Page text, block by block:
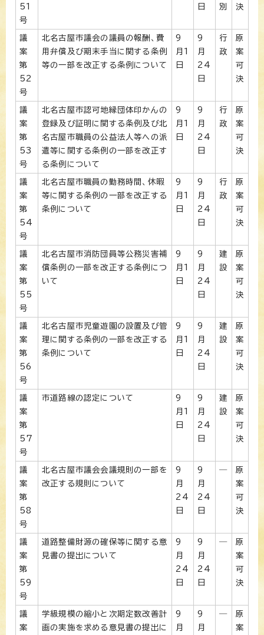
51
号
日
別
決
議
案
第
52
号
北名古屋市議会の議員の報酬、費
用弁償及び期末手当に関する条例
等の一部を改正する条例について
9
月1
日
9
月
24
日
行
政
原
案
可
決
議
案
第
53
号
北名古屋市認可地縁団体印かんの
登録及び証明に関する条例及び北
名古屋市職員の公益法人等への派
遣等に関する条例の一部を改正す
る条例について
9
月1
日
9
月
24
日
行
政
原
案
可
決
議
案
第
54
号
北名古屋市職員の勤務時間、休暇
等に関する条例の一部を改正する
条例について
9
月1
日
9
月
24
日
行
政
原
案
可
決
議
案
第
55
号
北名古屋市消防団員等公務災害補
償条例の一部を改正する条例につ
いて
9
月1
日
9
月
24
日
建
設
原
案
可
決
議
案
第
56
号
北名古屋市児童遊園の設置及び管
理に関する条例の一部を改正する
条例について
9
月1
日
9
月
24
日
建
設
原
案
可
決
議
案
第
57
号
市道路線の認定について
9
月1
日
9
月
24
日
建
設
原
案
可
決
議
案
第
58
号
北名古屋市議会会議規則の一部を
改正する規則について
9
月
24
日
9
月
24
日
―
原
案
可
決
議
案
第
59
号
道路整備財源の確保等に関する意
見書の提出について
9
月
24
日
9
月
24
日
―
原
案
可
決
議
案
学級規模の縮小と次期定数改善計
画の実施を求める意見書の提出に
9
月
9
月
―
原
案